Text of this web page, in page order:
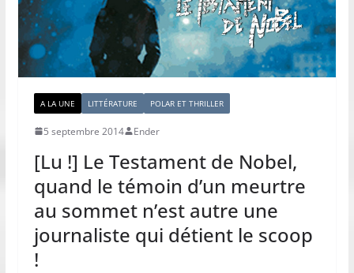
A LA UNE LITTÉRATURE POLAR ET THRILLER
5 septembre 2014 Ender
[Lu !] Le Testament de Nobel,
quand le témoin d’un meurtre
au sommet n’est autre une
journaliste qui détient le scoop
!